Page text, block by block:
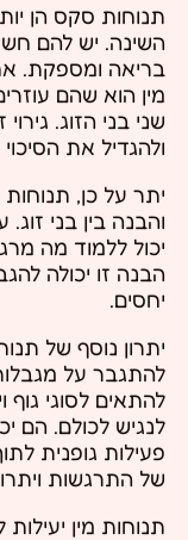
תנוחות סקס הן
השינה. יש להם
בריאה ומספקת.
מין הוא שהם
שני בני הזוג.
ולהגדיל את
יתר על כן,
והבנה בין בני
יכול ללמוד מה
הבנה זו יכולה
יחסים.
יתרון נוסף של
להתגבר על
להתאים לסוגי גוף
לנגיש לכולם. הם
פעילות גופנית
של התרגשות
תנוחות מין יעילות